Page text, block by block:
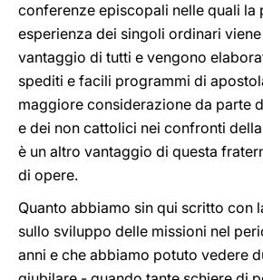
conferenze episcopali nelle quali la
esperienza dei singoli ordinari
vantaggio di tutti e vengono
spediti e facili programmi di
maggiore considerazione da parte
e dei non cattolici nei confronti
è un altro vantaggio di questa
di opere.
Quanto abbiamo sin qui scritto con
sullo sviluppo delle missioni nel
anni e che abbiamo potuto vedere